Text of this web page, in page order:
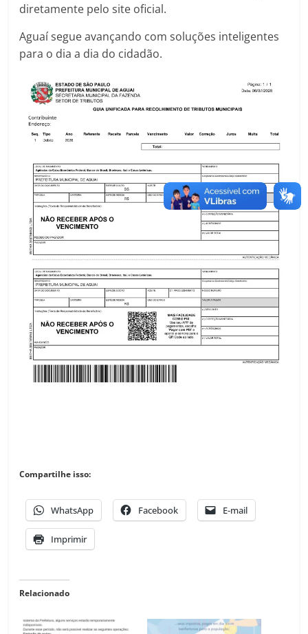
diretamente pelo site oficial.
Aguaí segue avançando com soluções inteligentes
para o dia a dia do cidadão.
Compartilhe isso:
WhatsApp Facebook E-mail
Imprimir
Relacionado